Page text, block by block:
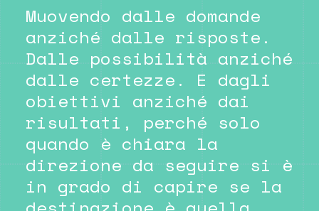
Muovendo dalle domande
anziché dalle risposte.
Dalle possibilità anziché
dalle certezze. E dagli
obiettivi anziché dai
risultati, perché solo
quando è chiara la
direzione da seguire si è
in grado di capire se la